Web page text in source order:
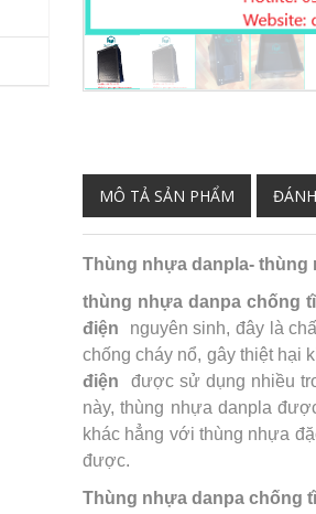
MÔ TẢ SẢN PHẨM
Thùng nhựa danpla- thùng
thùng nhựa danpa chống
điện nguyên sinh, đây là
chống cháy nổ, gây thiệt hại
điện được sử dụng nhiều
này, thùng nhựa danpla
khác hẳng với thùng nhựa
được.
Thùng nhựa danpa chống